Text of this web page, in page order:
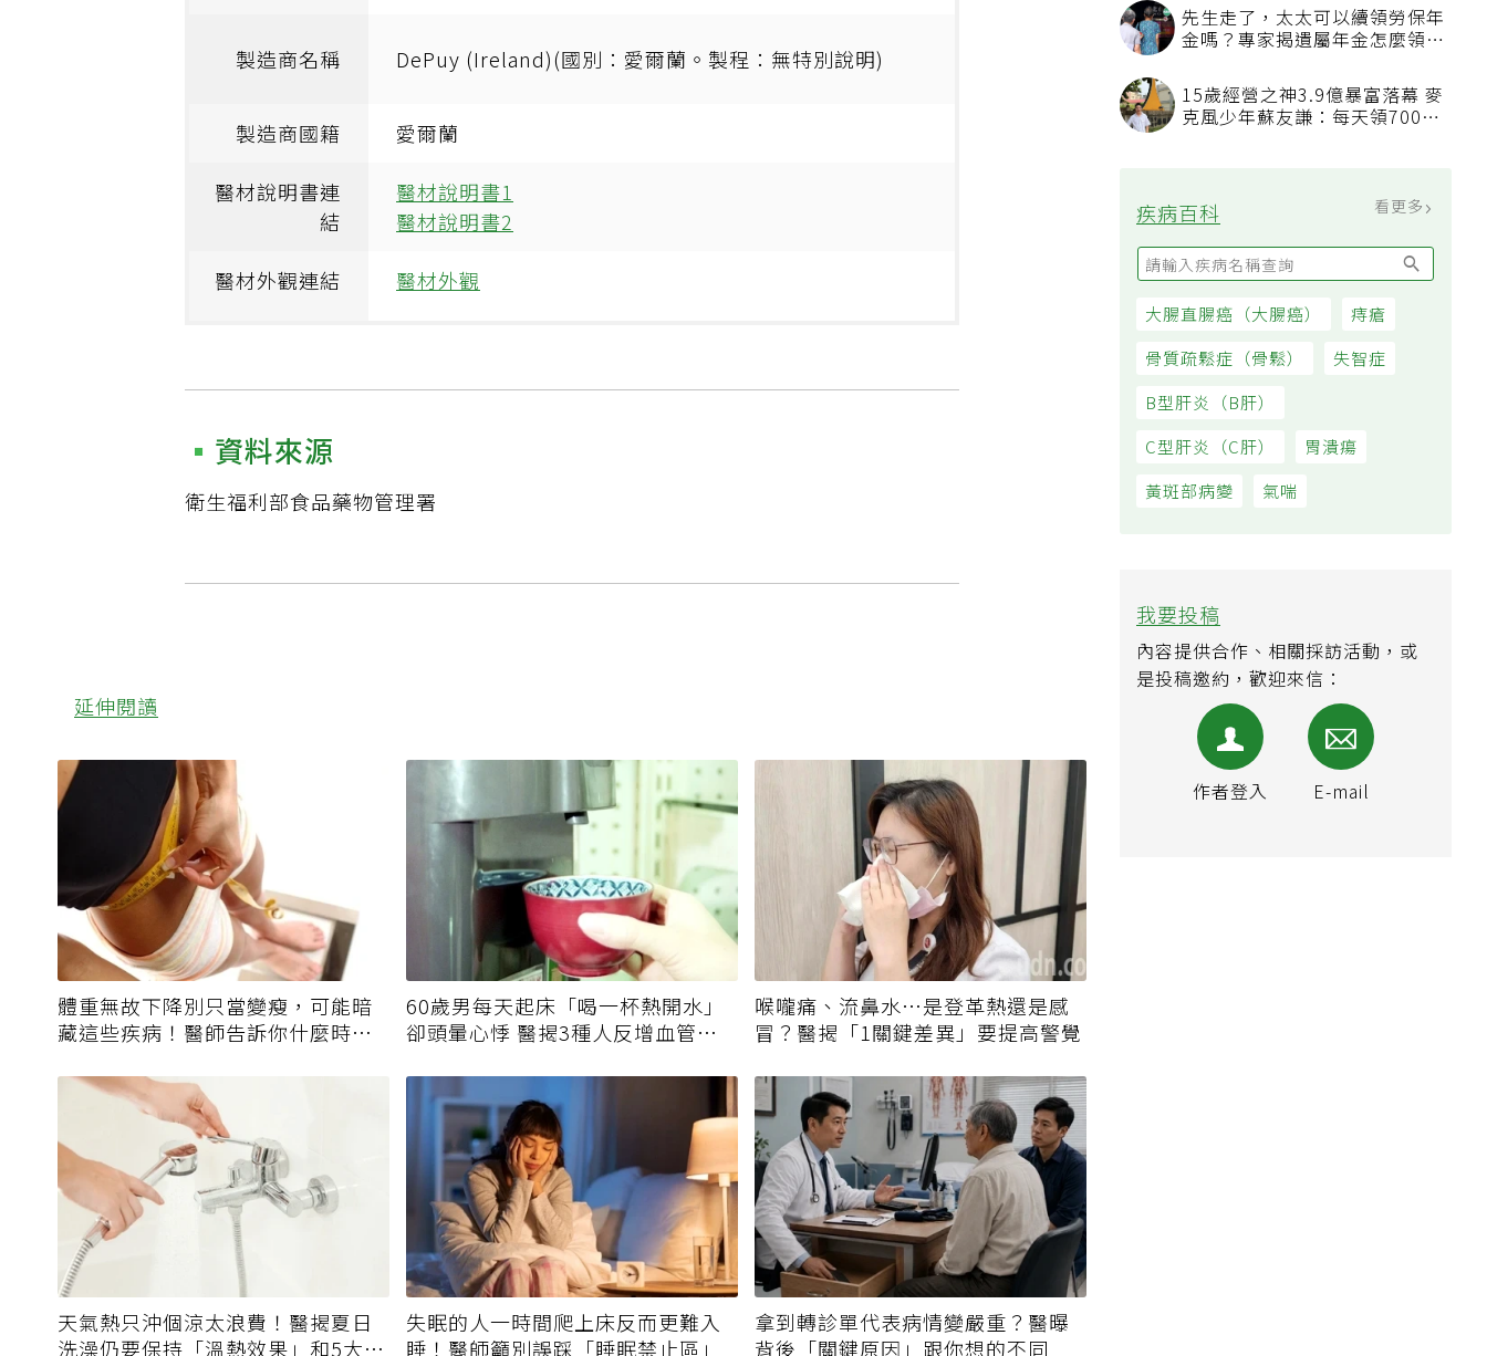
先生走了，太太可以續領勞保年
金嗎？專家揭遺屬年金怎麼領，
15歲經營之神3.9億暴富落幕 麥
克風少年蘇友謙：每天領700元
疾病百科 看更多
大腸直腸癌（大腸癌）
痔瘡
骨質疏鬆症（骨鬆）
失智症
B型肝炎（B肝）
C型肝炎（C肝）
胃潰瘍
黃斑部病變
氣喘
我要投稿
內容提供合作、相關採訪活動，或
是投稿邀約，歡迎來信：
作者登入 E-mail
製造商名稱 DePuy (Ireland)(國別：愛爾蘭。製程：無特別說明)
製造商國籍 愛爾蘭
醫材說明書連
結
醫材說明書1
醫材說明書2
醫材外觀連結 醫材外觀
資料來源
衛生福利部食品藥物管理署
延伸閱讀
體重無故下降別只當變瘦，可能暗
藏這些疾病！醫師告訴你什麼時候
60歲男每天起床「喝一杯熱開水」
卻頭暈心悸 醫揭3種人反增血管負
喉嚨痛、流鼻水⋯是登革熱還是感
冒？醫揭「1關鍵差異」要提高警覺
天氣熱只沖個涼太浪費！醫揭夏日
洗澡仍要保持「溫熱效果」和5大錯
失眠的人一時間爬上床反而更難入
睡！醫師籲別誤踩「睡眠禁止區」
拿到轉診單代表病情變嚴重？醫曝
背後「關鍵原因」跟你想的不同